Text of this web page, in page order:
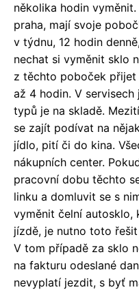
několika hodin vyměnit.
praha, mají svoje
v týdnu, 12 hodin
nechat si vyměnit sklo
z těchto poboček
až 4 hodin. V
typů je na skladě.
se zajít podívat na
jídlo, pití či do kina.
nákupních center.
pracovní dobu těchto
linku a domluvit se s
vyměnit čelní autosklo,
jízdě, je nutno toto
V tom případě za sklo
na fakturu odeslané
nevyplatí jezdit, s byť